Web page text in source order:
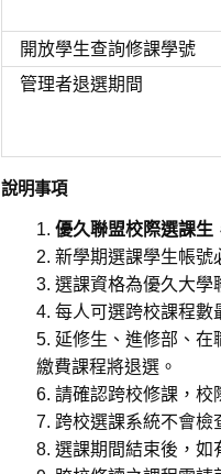
開放學生查詢修課學號
管理者退選期間
說明事項
優久聯盟校際選課生
新學期選課學生帳號
選課資格為優久大學
每人可選跨校課程數
延修生、進修部、在
繳費課程將退選。
請確認跨校修課，校
跨校選課系統不會檢
選課期間結束後，如